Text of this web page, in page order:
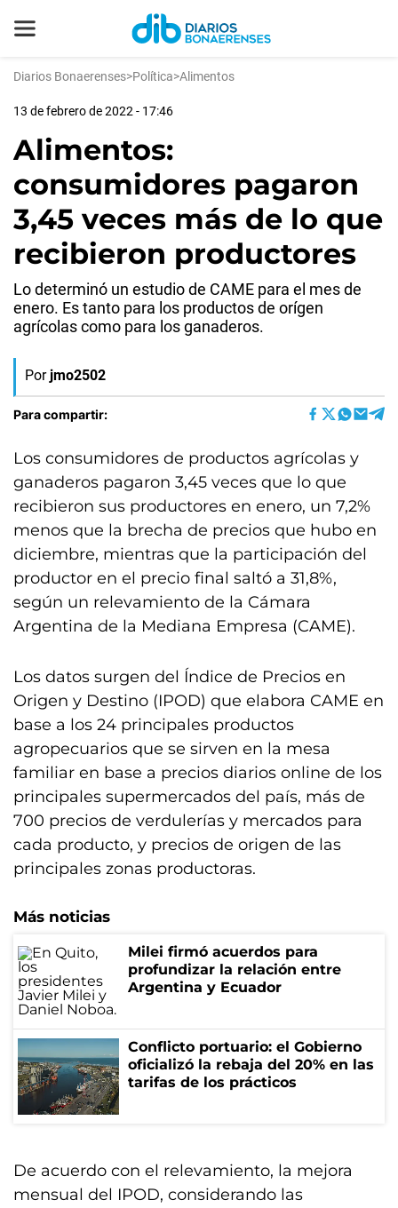
Diarios Bonaerenses>Política>Alimentos
13 de febrero de 2022 - 17:46
Alimentos:
consumidores pagaron
3,45 veces más de lo que
recibieron productores
Lo determinó un estudio de CAME para el mes de
enero. Es tanto para los productos de orígen
agrícolas como para los ganaderos.
Por jmo2502
Para compartir:
Los consumidores de productos agrícolas y
ganaderos pagaron 3,45 veces que lo que
recibieron sus productores en enero, un 7,2%
menos que la brecha de precios que hubo en
diciembre, mientras que la participación del
productor en el precio final saltó a 31,8%,
según un relevamiento de la Cámara
Argentina de la Mediana Empresa (CAME).
Los datos surgen del Índice de Precios en
Origen y Destino (IPOD) que elabora CAME en
base a los 24 principales productos
agropecuarios que se sirven en la mesa
familiar en base a precios diarios online de los
principales supermercados del país, más de
700 precios de verdulerías y mercados para
cada producto, y precios de origen de las
principales zonas productoras.
Más noticias
Milei firmó acuerdos para
profundizar la relación entre
Argentina y Ecuador
Conflicto portuario: el Gobierno
oficializó la rebaja del 20% en las
tarifas de los prácticos
De acuerdo con el relevamiento, la mejora
mensual del IPOD, considerando las